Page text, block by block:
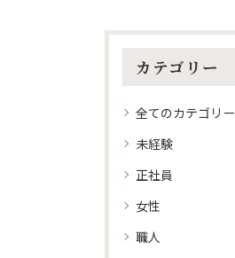
カテゴリー
全てのカテゴリー
未経験
正社員
女性
職人